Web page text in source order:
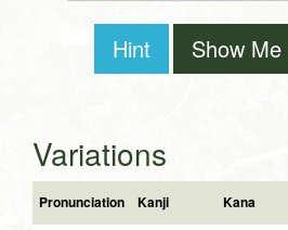
Hint Show Me
Variations
Pronunciation Kanji Kana